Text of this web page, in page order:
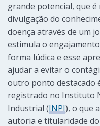
grande potencial, que
divulgação do
doença através de um
estimula o
forma lúdica e esse
ajudar a evitar o
outro ponto destacado
registrado no Instituto
Industrial (INPI), o que
autoria e titularidade